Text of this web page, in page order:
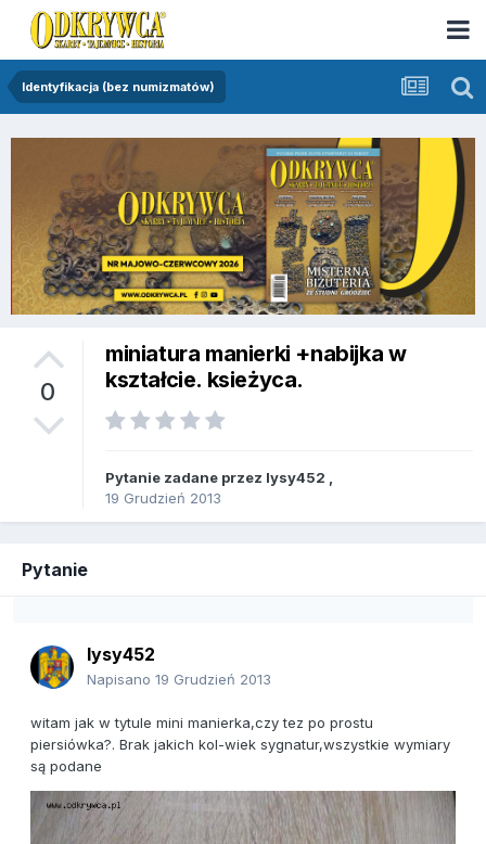
Identyfikacja (bez numizmatów)
0
miniatura manierki +nabijka w
kształcie. ksieżyca.
Pytanie zadane przez lysy452
19 Grudzień 2013
Pytanie
lysy452
Napisano 19 Grudzień 2013
witam jak w tytule mini manierka,czy tez po prostu
piersiówka?. Brak jakich kol-wiek sygnatur,wszystkie wymiary
są podane